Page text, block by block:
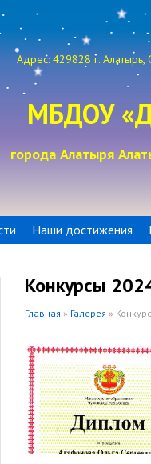
Адрес: 429828 г. Алатырь,
МБДОУ
города Алатыря
Наши достижения
Конкурсы
Главная » Галерея »